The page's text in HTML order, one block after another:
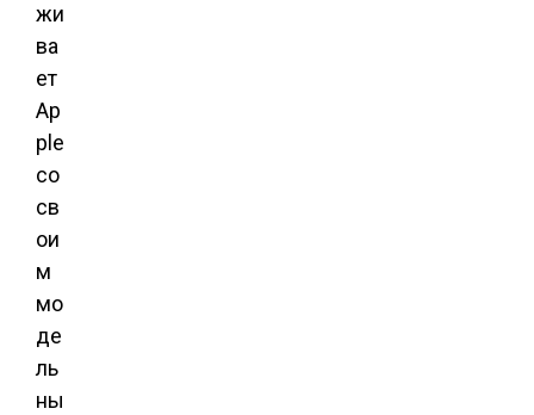
жи
ва
ет
Ap
ple
со
св
ои
м
мо
де
ль
ны